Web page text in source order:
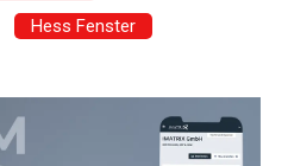
Hess Fenster